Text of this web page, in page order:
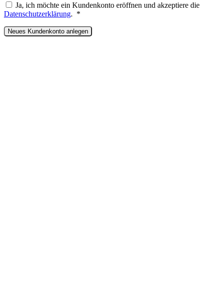
Ja, ich möchte ein Kundenkonto eröffnen und akzeptiere die
Datenschutzerklärung. *
Neues Kundenkonto anlegen